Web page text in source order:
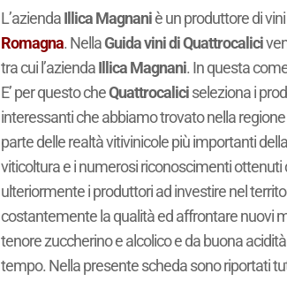
L’aziendaIllica Magnaniè un produttore di
Romagna. NellaGuida vini di Quattrocalici
tra cui l’aziendaIllica Magnani. In questa
E’ per questo cheQuattrocaliciseleziona i
interessanti che abbiamo trovato nella regione
parte delle realtà vitivinicole più importanti
viticoltura e i numerosi riconoscimenti ottenuti
ulteriormente i produttori ad investire nel
costantemente la qualità ed affrontare nuovi
tenore zuccherino e alcolico e da buona
tempo. Nella presente scheda sono riportati